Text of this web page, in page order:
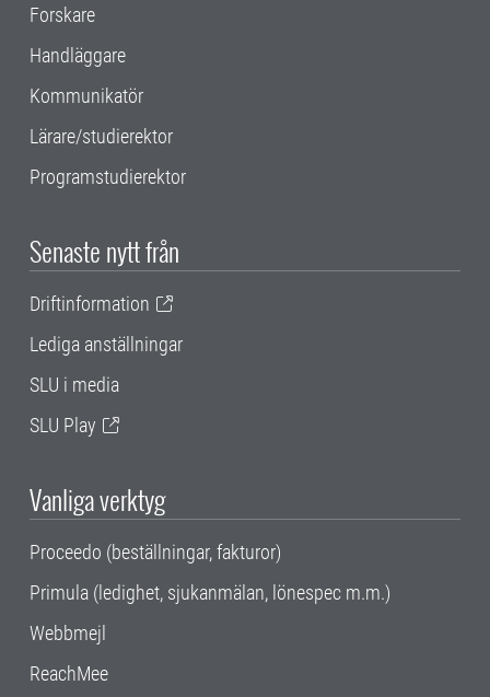
Forskare
Handläggare
Kommunikatör
Lärare/studierektor
Programstudierektor
Senaste nytt från
Driftinformation
Lediga anställningar
SLU i media
SLU Play
Vanliga verktyg
Proceedo (beställningar, fakturor)
Primula (ledighet, sjukanmälan, lönespec m.m.)
Webbmejl
ReachMee